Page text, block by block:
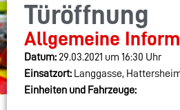
Türöffnung
Allgemeine
Datum: 29.03.2021 um 16:30 Uhr
Einsatzort: Langgasse,
Einheiten und Fahrzeuge: